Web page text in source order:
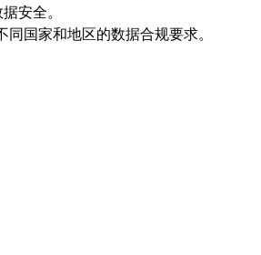
安全。
国家和地区的数据合规要求。